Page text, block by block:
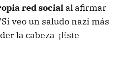
red social al afirmar
veo un saludo nazi más
la cabeza ¡Este